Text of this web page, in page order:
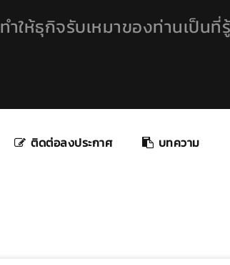
ทำให้ธุกิจรับเหมาของท่านเป็น
ติดต่อลงประกาศ บทความ